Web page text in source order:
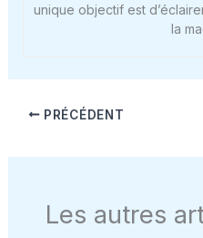
unique objectif est
la
PRÉCÉDENT
Les autres